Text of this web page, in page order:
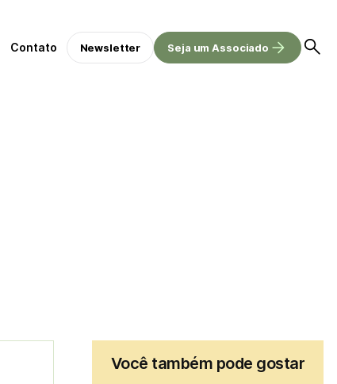
Contato Newsletter Seja um Associado
Você também pode gostar